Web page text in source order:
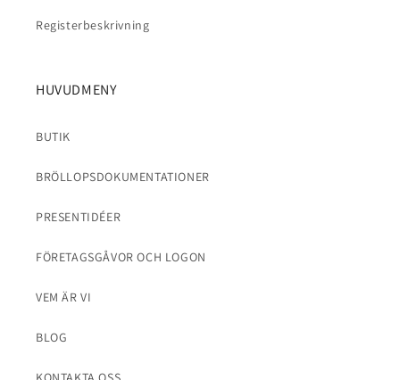
Registerbeskrivning
HUVUDMENY
BUTIK
BRÖLLOPSDOKUMENTATIONER
PRESENTIDÉER
FÖRETAGSGÅVOR OCH LOGON
VEM ÄR VI
BLOG